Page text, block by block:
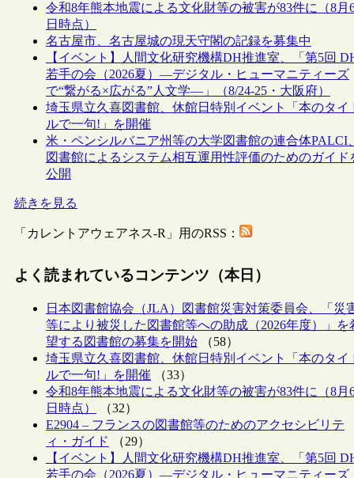
令和8年熊本地震による文化財等の被害が83件に（8月
日時点）
名古屋市、名古屋城の現天守閣の記録を募集中
【イベント】人間文化研究機構DH推進室、「第5回
若手の会（2026夏）―デジタル・ヒューマニティーズ
で“繋がる×広がる”人文学―」（8/24-25・大阪府）
埼玉県立久喜図書館、休館日特別イベント「本のタイ
ルで一句!」を開催
米・ペンシルバニア州等の大学図書館の連合体PALCI、
図書館によるシステム相互運用性評価のためのガイド
公開
続きを見る
「カレントアウェアネス-R」用のRSS：
よく読まれているコンテンツ（本日）
日本図書館協会（JLA）図書館災害対策委員会、「災
等により被災した図書館等への助成（2026年度）」を
望する図書館の募集を開始 （58）
埼玉県立久喜図書館、休館日特別イベント「本のタイ
ルで一句!」を開催 （33）
令和8年熊本地震による文化財等の被害が83件に（8月
日時点）
（32）
E2904 – フランスの図書館等のためのアクセシビリテ
ィ・ガイド
（29）
【イベント】人間文化研究機構DH推進室、「第5回
若手の会（2026夏）―デジタル・ヒューマニティーズ